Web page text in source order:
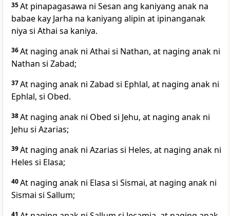
35At pinapagasawa ni Sesan ang kaniyang anak na
babae kay Jarha na kaniyang alipin at ipinanganak
niya si Athai sa kaniya.
36At naging anak ni Athai si Nathan, at naging anak ni
Nathan si Zabad;
37At naging anak ni Zabad si Ephlal, at naging anak ni
Ephlal, si Obed.
38At naging anak ni Obed si Jehu, at naging anak ni
Jehu si Azarias;
39At naging anak ni Azarias si Heles, at naging anak ni
Heles si Elasa;
40At naging anak ni Elasa si Sismai, at naging anak ni
Sismai si Sallum;
41